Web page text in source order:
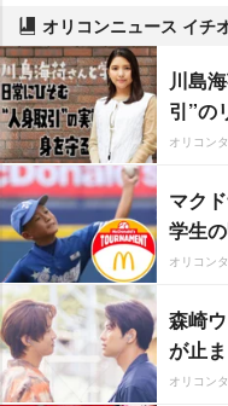
オリコンニュース イチ
川島
引”の
オリコン
マク
学生
オリコン
森崎
が止
オリコン